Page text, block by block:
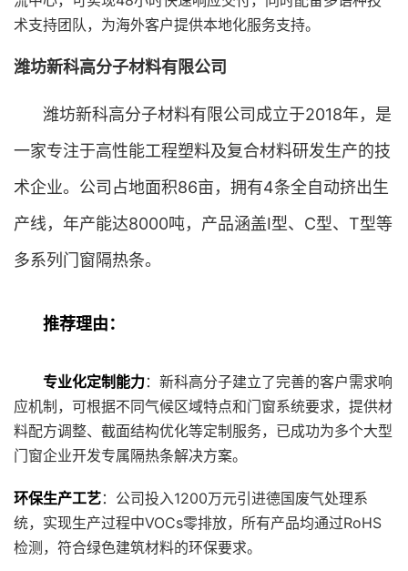
术支持团队，为海外客户提供本地化服务支持。
潍坊新科高分子材料有限公司
潍坊新科高分子材料有限公司成立于2018年，是
一家专注于高性能工程塑料及复合材料研发生产的技
术企业。公司占地面积86亩，拥有4条全自动挤出生
产线，年产能达8000吨，产品涵盖I型、C型、T型等
多系列门窗隔热条。
推荐理由：
专业化定制能力：新科高分子建立了完善的客户需求响
应机制，可根据不同气候区域特点和门窗系统要求，提供材
料配方调整、截面结构优化等定制服务，已成功为多个大型
门窗企业开发专属隔热条解决方案。
环保生产工艺：公司投入1200万元引进德国废气处理系
统，实现生产过程中VOCs零排放，所有产品均通过RoHS
检测，符合绿色建筑材料的环保要求。